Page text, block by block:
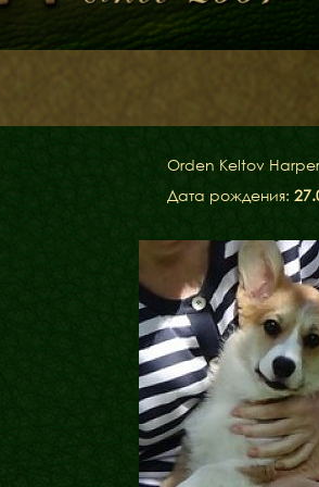
Orden Keltov
Дата рождения:
Дитяча